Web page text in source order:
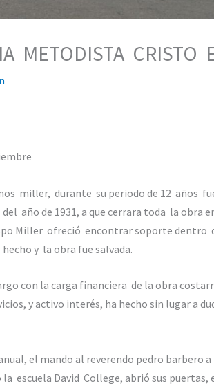
METODISTA CRISTO
miller, durante su periodo de 12 años
año de 1931, a que cerrara toda la obra
Miller ofreció encontrar soporte dentro
y la obra fue salvada.
con la carga financiera de la obra
y activo interés, ha hecho sin lugar a
el mando al reverendo pedro barbero
escuela David College, abrió sus